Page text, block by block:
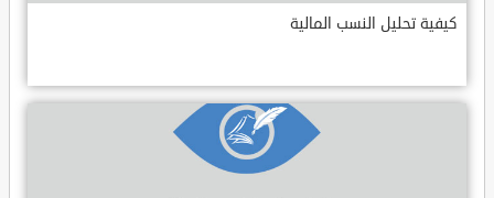
كيفية تحليل النسب المالية